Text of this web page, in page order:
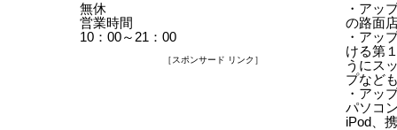
無休
営業時間
10：00～21：00
［スポンサード リンク］
・アッ
の路面
・アッ
ける第
うにス
プなど
・アッ
パソコ
iPod、